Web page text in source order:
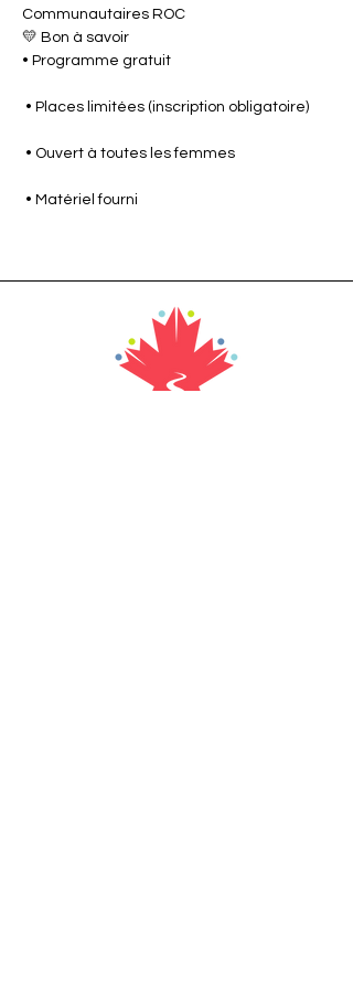
Communautaires ROC
💛 Bon à savoir
• Programme gratuit
• Places limitées (inscription obligatoire)
• Ouvert à toutes les femmes
• Matériel fourni